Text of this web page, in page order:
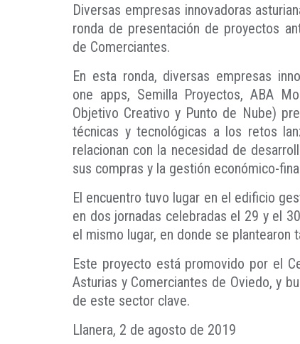
Diversas empresas innovadoras
ronda de presentación de proyectos
de Comerciantes.
En esta ronda, diversas empresas
one apps, Semilla Proyectos, ABA
Objetivo Creativo y Punto de Nube)
técnicas y tecnológicas a los retos
relacionan con la necesidad de
sus compras y la gestión económico-
El encuentro tuvo lugar en el edificio
en dos jornadas celebradas el 29 y el
el mismo lugar, en donde se
Este proyecto está promovido por el
Asturias y Comerciantes de Oviedo, y
de este sector clave.
Llanera, 2 de agosto de 2019